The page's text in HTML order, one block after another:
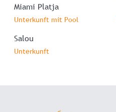
Miami Platja
Unterkunft mit Pool
Salou
Unterkunft